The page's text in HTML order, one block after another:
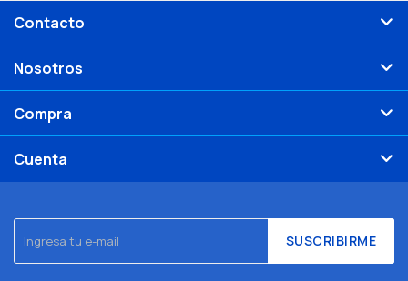
SUSCRIBIRME
Contacto
Nosotros
Compra
Cuenta